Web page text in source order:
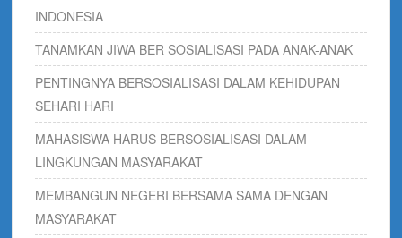
INDONESIA
TANAMKAN JIWA BER SOSIALISASI PADA ANAK-ANAK
PENTINGNYA BERSOSIALISASI DALAM KEHIDUPAN
SEHARI HARI
MAHASISWA HARUS BERSOSIALISASI DALAM
LINGKUNGAN MASYARAKAT
MEMBANGUN NEGERI BERSAMA SAMA DENGAN
MASYARAKAT